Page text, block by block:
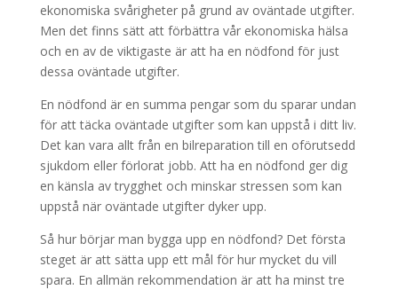
ekonomiska svårigheter på grund av oväntade utgifter.
Men det finns sätt att förbättra vår ekonomiska hälsa
och en av de viktigaste är att ha en nödfond för just
dessa oväntade utgifter.
En nödfond är en summa pengar som du sparar undan
för att täcka oväntade utgifter som kan uppstå i ditt liv.
Det kan vara allt från en bilreparation till en oförutsedd
sjukdom eller förlorat jobb. Att ha en nödfond ger dig
en känsla av trygghet och minskar stressen som kan
uppstå när oväntade utgifter dyker upp.
Så hur börjar man bygga upp en nödfond? Det första
steget är att sätta upp ett mål för hur mycket du vill
spara. En allmän rekommendation är att ha minst tre